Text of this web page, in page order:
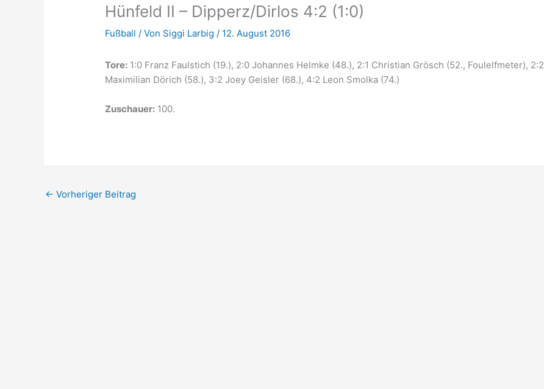
Hünfeld II – Dipperz/Dirlos 4:2 (1:0)
Fußball / Von Siggi Larbig/ 12. August 2016
Tore: 1:0 Franz Faulstich (19.), 2:0 Johannes Helmke (48.), 2:1 Christian Grösch (52., Foulelfmeter), 2:2
Maximilian Dörich (58.), 3:2 Joey Geisler (68.), 4:2 Leon Smolka (74.)
Zuschauer: 100.
← Vorheriger Beitrag